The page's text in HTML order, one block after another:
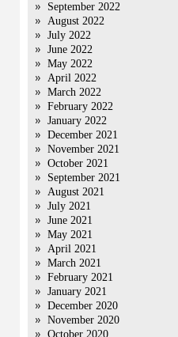
September 2022
August 2022
July 2022
June 2022
May 2022
April 2022
March 2022
February 2022
January 2022
December 2021
November 2021
October 2021
September 2021
August 2021
July 2021
June 2021
May 2021
April 2021
March 2021
February 2021
January 2021
December 2020
November 2020
October 2020